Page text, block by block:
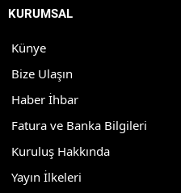
KURUMSAL
Künye
Bize Ulaşın
Haber İhbar
Fatura ve Banka Bilgileri
Kuruluş Hakkında
Yayın İlkeleri